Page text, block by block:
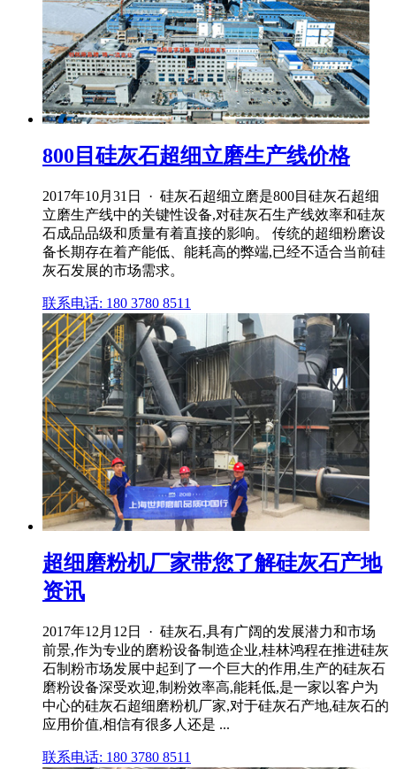
800目硅灰石超细立磨生产线价格
2017年10月31日 · 硅灰石超细立磨是800目硅灰石超细
立磨生产线中的关键性设备,对硅灰石生产线效率和硅灰
石成品品级和质量有着直接的影响。 传统的超细粉磨设
备长期存在着产能低、能耗高的弊端,已经不适合当前硅
灰石发展的市场需求。
联系电话: 180 3780 8511
超细磨粉机厂家带您了解硅灰石产地
资讯
2017年12月12日 · 硅灰石,具有广阔的发展潜力和市场
前景,作为专业的磨粉设备制造企业,桂林鸿程在推进硅灰
石制粉市场发展中起到了一个巨大的作用,生产的硅灰石
磨粉设备深受欢迎,制粉效率高,能耗低,是一家以客户为
中心的硅灰石超细磨粉机厂家,对于硅灰石产地,硅灰石的
应用价值,相信有很多人还是 ...
联系电话: 180 3780 8511